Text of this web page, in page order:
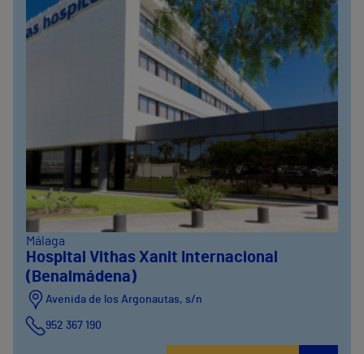
Málaga
Hospital Vithas Xanit Internacional
(Benalmádena)
Avenida de los Argonautas, s/n
952 367 190